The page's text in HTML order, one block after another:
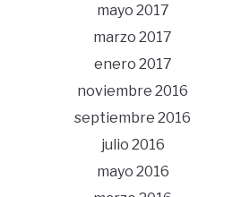
mayo 2017
marzo 2017
enero 2017
noviembre 2016
septiembre 2016
julio 2016
mayo 2016